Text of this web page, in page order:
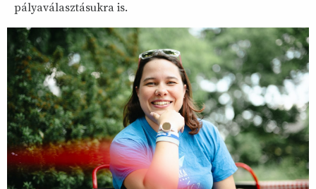
pályaválasztásukra is.